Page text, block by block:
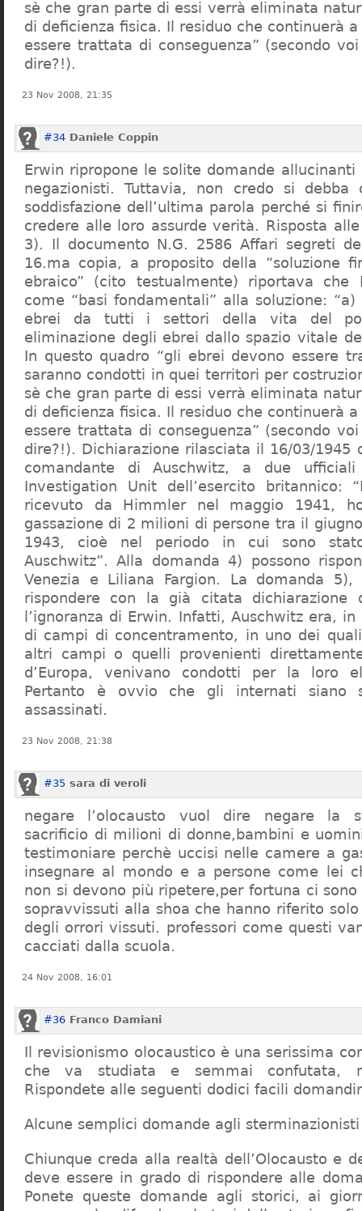
sè che gran parte di essi verrà eliminata
di deficienza fisica. Il residuo che continuerà
essere trattata di conseguenza” (secondo
dire?!).
23 Nov 2008, 21:35
#34 Daniele Coppin
Erwin ripropone le solite domande
negazionisti. Tuttavia, non credo si debba
soddisfazione dell’ultima parola perché si
credere alle loro assurde verità. Risposta
3). Il documento N.G. 2586 Affari segreti
16.ma copia, a proposito della “soluzione
ebraico” (cito testualmente) riportava che
come “basi fondamentali” alla soluzione:
ebrei da tutti i settori della vita del
eliminazione degli ebrei dallo spazio vitale
In questo quadro “gli ebrei devono essere
saranno condotti in quei territori per
sè che gran parte di essi verrà eliminata
di deficienza fisica. Il residuo che continuerà
essere trattata di conseguenza” (secondo
dire?!). Dichiarazione rilasciata il 16/03/1945
comandante di Auschwitz, a due
Investigation Unit dell’esercito britannico:
ricevuto da Himmler nel maggio 1941,
gassazione di 2 milioni di persone tra il
1943, cioè nel periodo in cui sono
Auschwitz”. Alla domanda 4) possono
Venezia e Liliana Fargion. La domanda
rispondere con la già citata dichiarazione
l’ignoranza di Erwin. Infatti, Auschwitz era,
di campi di concentramento, in uno dei
altri campi o quelli provenienti
d’Europa, venivano condotti per la loro
Pertanto è ovvio che gli internati siano
assassinati.
23 Nov 2008, 21:38
#35 sara di veroli
negare l’olocausto vuol dire negare la
sacrificio di milioni di donne,bambini e
testimoniare perchè uccisi nelle camere a
insegnare al mondo e a persone come lei
non si devono più ripetere,per fortuna ci
sopravvissuti alla shoa che hanno riferito
degli orrori vissuti. professori come questi
cacciati dalla scuola.
24 Nov 2008, 16:01
#36 Franco Damiani
Il revisionismo olocaustico è una serissima
che va studiata e semmai confutata,
Rispondete alle seguenti dodici facili
Alcune semplici domande agli sterminazionisti
Chiunque creda alla realtà dell’Olocausto e
deve essere in grado di rispondere alle
Ponete queste domande agli storici, ai